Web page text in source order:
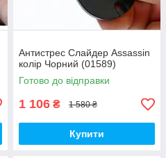
Антистрес Слайдер Assassin
колір Чорний (01589)
Готово до відправки
1 106 ₴ 1 580 ₴
Купити